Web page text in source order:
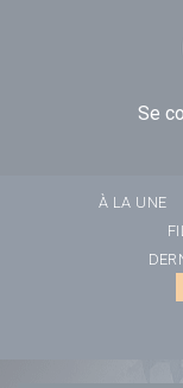
Se
À LA UNE
Panneau de gestion